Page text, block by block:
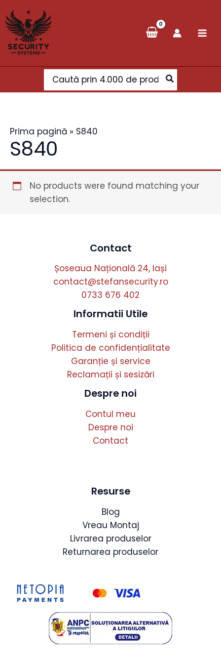
to
content
Search
for:
Prima pagină » S840
S840
No products were found matching your
selection.
Contact
Șoseaua Națională 24, Iași
contact@stefansecurity.ro
0733 676 402
Informatii Utile
Termeni și condiții
Politica de confidențialitate
Garanție și service
Reclamații și sesizări
Despre noi
Contul meu
Despre noi
Contact
Resurse
Blog
Vreau Montaj
Livrarea produselor
Returnarea produselor